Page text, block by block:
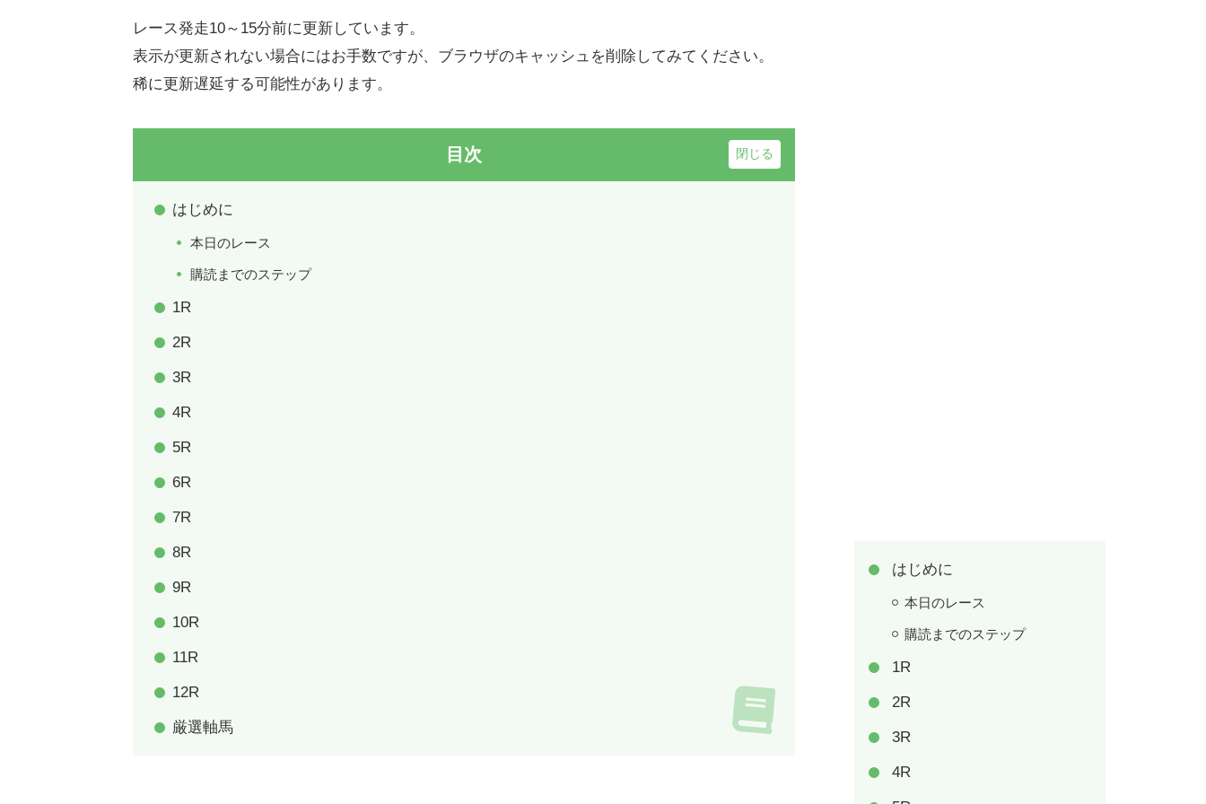
レース発走10～15分前に更新しています。
表示が更新されない場合にはお手数ですが、ブラウザのキャッシュを削除してみてください。
稀に更新遅延する可能性があります。
目次
はじめに
本日のレース
購読までのステップ
1R
2R
3R
4R
5R
6R
7R
8R
9R
10R
11R
12R
厳選軸馬
はじめに
本日のレース
購読までのステップ
1R
2R
3R
4R